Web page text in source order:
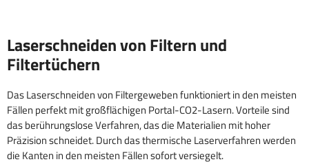
Laserschneiden von Filtern und
Filtertüchern
Das Laserschneiden von Filtergeweben funktioniert in den meisten
Fällen perfekt mit großflächigen Portal-CO2-Lasern. Vorteile sind
das berührungslose Verfahren, das die Materialien mit hoher
Präzision schneidet. Durch das thermische Laserverfahren werden
die Kanten in den meisten Fällen sofort versiegelt.